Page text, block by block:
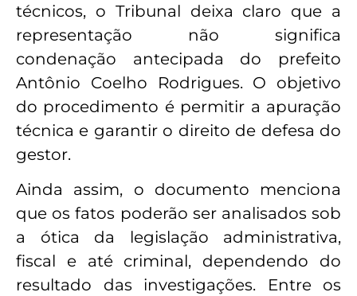
técnicos, o Tribunal deixa claro que a
representação não significa
condenação antecipada do prefeito
Antônio Coelho Rodrigues. O objetivo
do procedimento é permitir a apuração
técnica e garantir o direito de defesa do
gestor.
Ainda assim, o documento menciona
que os fatos poderão ser analisados sob
a ótica da legislação administrativa,
fiscal e até criminal, dependendo do
resultado das investigações. Entre os